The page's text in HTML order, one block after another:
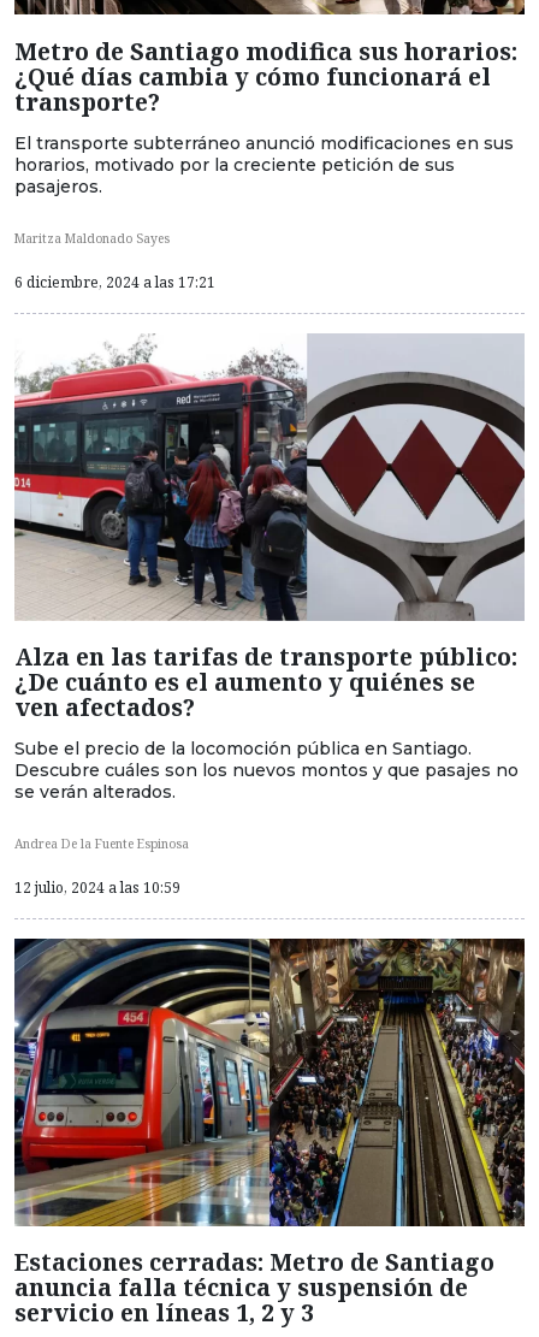
Metro de Santiago modifica sus horarios:
¿Qué días cambia y cómo funcionará el
transporte?
El transporte subterráneo anunció modificaciones en sus
horarios, motivado por la creciente petición de sus
pasajeros.
Maritza Maldonado Sayes
6 diciembre, 2024 a las 17:21
Alza en las tarifas de transporte público:
¿De cuánto es el aumento y quiénes se
ven afectados?
Sube el precio de la locomoción pública en Santiago.
Descubre cuáles son los nuevos montos y que pasajes no
se verán alterados.
Andrea De la Fuente Espinosa
12 julio, 2024 a las 10:59
Estaciones cerradas: Metro de Santiago
anuncia falla técnica y suspensión de
servicio en líneas 1, 2 y 3